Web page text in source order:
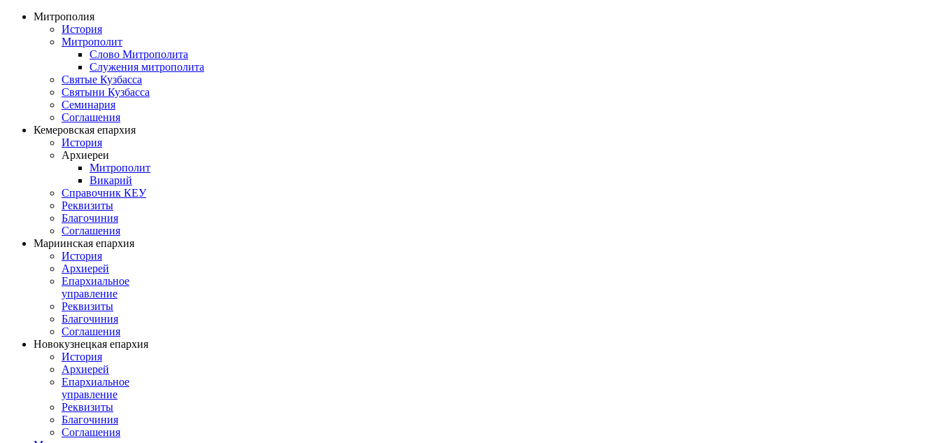
Митрополия
История
Митрополит
Слово Митрополита
Служения митрополита
Святые Кузбасса
Святыни Кузбасса
Семинария
Соглашения
Кемеровская епархия
История
Архиереи
Митрополит
Викарий
Справочник КЕУ
Реквизиты
Благочиния
Соглашения
Мариинская епархия
История
Архиерей
Епархиальное
управление
Реквизиты
Благочиния
Соглашения
Новокузнецкая епархия
История
Архиерей
Епархиальное
управление
Реквизиты
Благочиния
Соглашения